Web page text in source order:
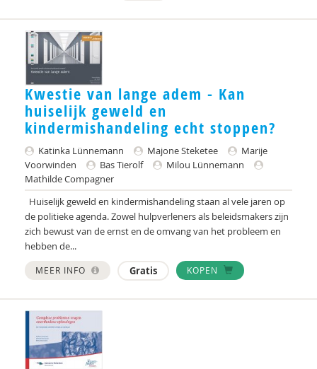
Antonia Aelterman
Naïma afrarchi
José aijmakers
Frank Ainsworth
Birsen Akin
Alma Akkerman
Marga Akkerman
Sanne Akkerman
Catelijne Akkermans
Alaoui Alaoui
Monique Albeda
Kwestie van lange adem - Kan
huiselijk geweld en
kindermishandeling echt stoppen?
Katinka Lünnemann Majone Steketee
Marije
Voorwinden
Bas Tierolf
Milou Lünnemann
Mathilde Compagner
Huiselijk geweld en kindermishandeling staan al vele jaren op
de politieke agenda. Zowel hulpverleners als beleidsmakers zijn
zich bewust van de ernst en de omvang van het probleem en
hebben de...
MEER INFO Gratis KOPEN